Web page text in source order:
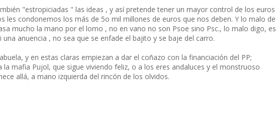
"estropiciadas " las ideas , y así pretende tener un mayor control de los euros
les condonemos los más de 5o mil millones de euros que nos deben. Y lo malo de
mucho la mano por el lomo , no en vano no son Psoe sino Psc., lo malo digo, es
anuencia , no sea que se enfade el bajito y se baje del carro.
y en estas claras empiezan a dar el coñazo con la financiación del PP;
mafia Pujol, que sigue viviendo feliz, o a los eres andaluces y el monstruoso
allá, a mano izquierda del rincón de los olvidos.